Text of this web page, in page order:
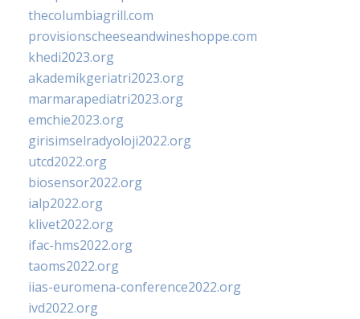
thecolumbiagrill.com
provisionscheeseandwineshoppe.com
khedi2023.org
akademikgeriatri2023.org
marmarapediatri2023.org
emchie2023.org
girisimselradyoloji2022.org
utcd2022.org
biosensor2022.org
ialp2022.org
klivet2022.org
ifac-hms2022.org
taoms2022.org
iias-euromena-conference2022.org
ivd2022.org